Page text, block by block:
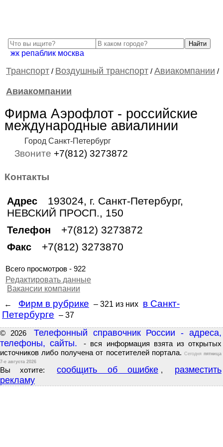
жк репаблик москва
Транспорт / Воздушный транспорт / Авиакомпании /
Авиакомпании
Фирма Аэрофлот - российские
международные авиалинии
Город Санкт-Петербург
Звоните +7(812) 3273872
Контакты
Адрес
193024, г. Санкт-Петербург,
НЕВСКИЙ ПРОСП., 150
Телефон +7(812) 3273872
Факс +7(812) 3273870
Всего просмотров - 922
Редактировать данные
Вакансии компании
←
Фирм в рубрике – 321 из них в Санкт-
Петербурге – 37
© 2026
Телефонный справочник России - адреса,
телефоны, сайты.
- вся информация взята из открытых
источников либо получена от посетителей портала. Сегодняпятница
7-е августа 2026
Вы хотите: сообщить об ошибке ,
разместить
рекламу